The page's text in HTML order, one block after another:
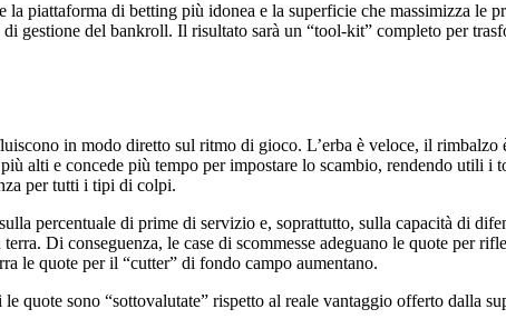
la piattaforma di betting più idonea e la superficie che massimizza le
del bankroll. Il risultato sarà un “tool‑kit” completo per
in modo diretto sul ritmo di gioco. L’erba è veloce, il rimbalzo
alti e concede più tempo per impostare lo scambio, rendendo utili i
per tutti i tipi di colpi.
percentuale di prime di servizio e, soprattutto, sulla capacità di
Di conseguenza, le case di scommesse adeguano le quote per
le quote per il “cutter” di fondo campo aumentano.
quote sono “sottovalutate” rispetto al reale vantaggio offerto dalla